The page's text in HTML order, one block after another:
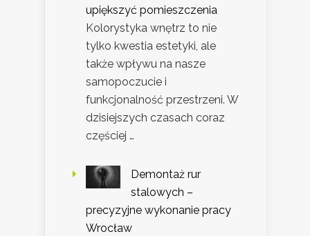
upiększyć pomieszczenia
Kolorystyka wnętrz to nie
tylko kwestia estetyki, ale
także wpływu na nasze
samopoczucie i
funkcjonalność przestrzeni. W
dzisiejszych czasach coraz
częściej …
Demontaż rur
stalowych –
precyzyjne wykonanie pracy
Wrocław